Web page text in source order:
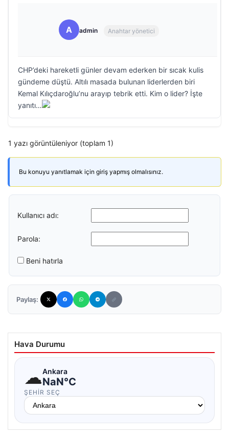
A admin Anahtar yönetici
CHP’deki hareketli günler devam ederken bir sıcak kulis
gündeme düştü. Altılı masada bulunan liderlerden biri
Kemal Kılıçdaroğlu’nu arayıp tebrik etti. Kim o lider? İşte
yanıtı…
1 yazı görüntüleniyor (toplam 1)
Bu konuyu yanıtlamak için giriş yapmış olmalısınız.
Kullanıcı adı:
Parola:
Beni hatırla
Paylaş:
Hava Durumu
☁Ankara
NaN°C
ŞEHIR SEÇ